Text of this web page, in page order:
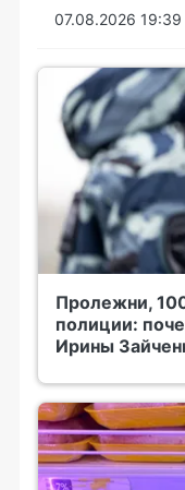
07.08.2026 19:39
Пролежни,
полиции:
Ирины